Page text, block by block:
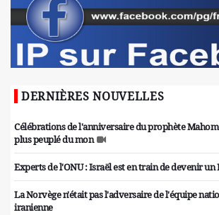
DERNIÈRES NOUVELLES
Célébrations de l'anniversaire du prophète
plus peuplé du mon
Experts de l'ONU : Israël est en train de devenir un
La Norvège n'était pas l'adversaire de l'équipe
iranienne